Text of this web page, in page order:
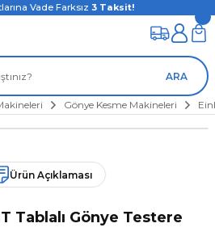
Vade Farksız 3 Taksit!
ARA
Gönye Kesme Makineleri
Ürün Açıklaması
Tablalı Gönye Testere